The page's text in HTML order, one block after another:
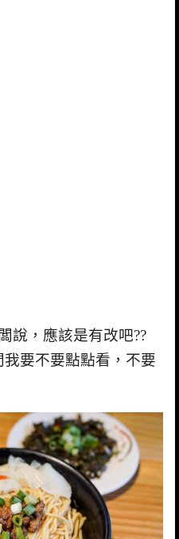
說，應該是有改吧??
要不要點點看，不要